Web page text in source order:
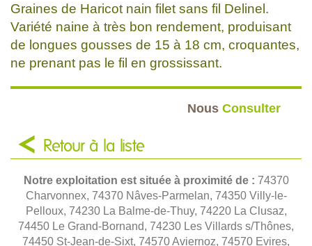
Graines de Haricot nain filet sans fil Delinel.
Variété naine à très bon rendement, produisant
de longues gousses de 15 à 18 cm, croquantes,
ne prenant pas le fil en grossissant.
Nous Consulter
Retour à la liste
Notre exploitation est située à proximité de : 74370
Charvonnex, 74370 Nâves-Parmelan, 74350 Villy-le-
Pelloux, 74230 La Balme-de-Thuy, 74220 La Clusaz,
74450 Le Grand-Bornand, 74230 Les Villards s/Thônes,
74450 St-Jean-de-Sixt, 74570 Aviernoz, 74570 Evires,